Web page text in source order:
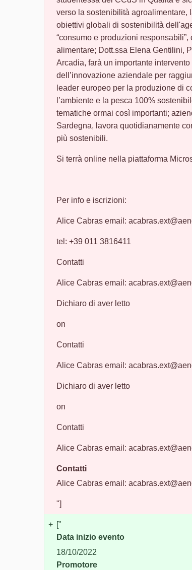
verso la sostenibilità agroalimentare,
obiettivi globali di sostenibilità
“consumo e produzioni
alimentare; Dott.ssa Elena Gentilini,
Arcadia, farà un importante
dell’innovazione aziendale per
leader europeo per la produzione di
l’ambiente e la pesca 100%
tematiche ormai così importanti;
Sardegna, lavora quotidianamente
più sostenibili.
Si terrà online nella piattaforma
Per info e iscrizioni:
Alice Cabras email:
tel: +39 011 3816411
Contatti
Alice Cabras email:
Dichiaro di aver letto
on
Contatti
Alice Cabras email:
Dichiaro di aver letto
on
Contatti
Alice Cabras email:
Contatti
Alice Cabras email:
"]
+ ["
Data inizio evento
18/10/2022
Promotore